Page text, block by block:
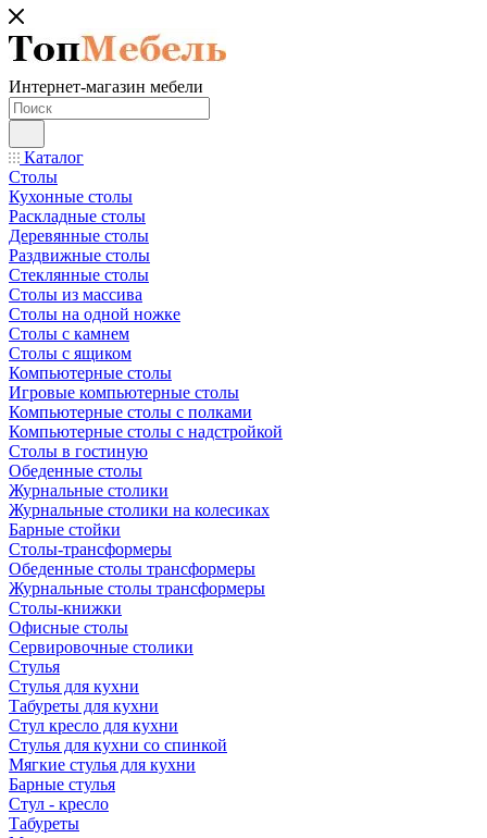
Интернет-магазин мебели
Каталог
Столы
Кухонные столы
Раскладные столы
Деревянные столы
Раздвижные столы
Стеклянные столы
Столы из массива
Столы на одной ножке
Столы с камнем
Столы с ящиком
Компьютерные столы
Игровые компьютерные столы
Компьютерные столы с полками
Компьютерные столы с надстройкой
Столы в гостиную
Обеденные столы
Журнальные столики
Журнальные столики на колесиках
Барные стойки
Столы-трансформеры
Обеденные столы трансформеры
Журнальные столы трансформеры
Столы-книжки
Офисные столы
Сервировочные столики
Стулья
Стулья для кухни
Табуреты для кухни
Стул кресло для кухни
Стулья для кухни со спинкой
Мягкие стулья для кухни
Барные стулья
Стул - кресло
Табуреты